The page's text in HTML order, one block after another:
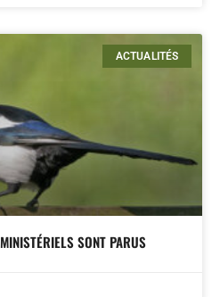
ACTUALITÉS
SONT PARUS